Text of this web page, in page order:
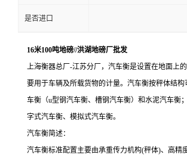
是否进口
16米100吨地磅//洪湖地磅厂批发
上海衡器总厂-江苏分厂，汽车衡是设置在地面上
要用于车辆及所载货物的计量。汽车衡按秤体结
车衡（u型钢汽车衡、槽钢汽车衡）和水泥汽车衡
字式汽车衡、模拟式汽车衡。
汽车衡简述：
汽车衡标准配置主要由承重传力机构(秤体)、高精